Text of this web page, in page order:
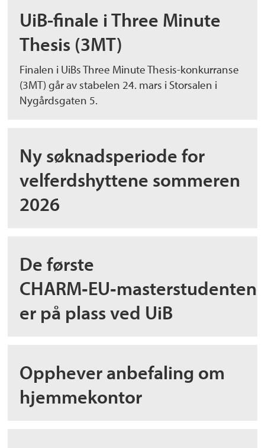
UiB-finale i Three Minute
Thesis (3MT)
Finalen i UiBs Three Minute Thesis-konkurranse
(3MT) går av stabelen 24. mars i Storsalen i
Nygårdsgaten 5.
Ny søknadsperiode for
velferdshyttene sommeren
2026
De første
er på plass ved UiB
Opphever anbefaling om
hjemmekontor